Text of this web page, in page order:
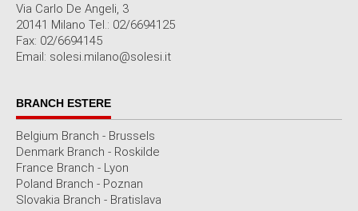
Solesi Archimede Priolo nella storia: Campione